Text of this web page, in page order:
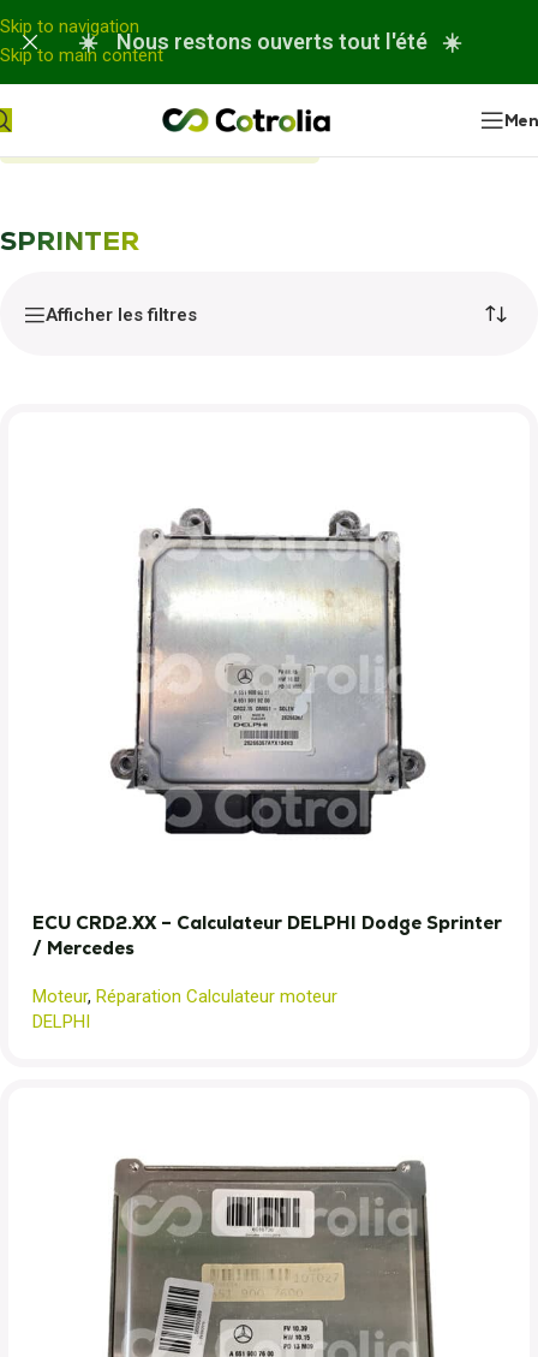
Panneau de gestion des cookies
Skip to navigation
Skip to main content
☀️ Nous restons ouverts tout l'été ☀️
SPRINTER
Afficher les filtres
ECU CRD2.XX – Calculateur DELPHI Dodge Sprinter
/ Mercedes
Moteur, Réparation Calculateur moteur
DELPHI